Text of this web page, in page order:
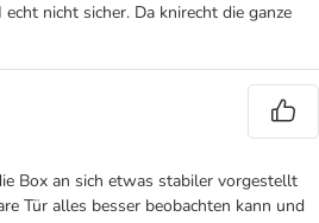
nicht sicher. Da knirecht die ganze
Box an sich etwas stabiler vorgestellt
Tür alles besser beobachten kann und